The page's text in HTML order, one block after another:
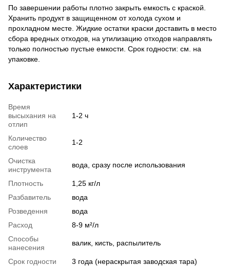
По завершении работы плотно закрыть емкость с краской.
Хранить продукт в защищенном от холода сухом и
прохладном месте. Жидкие остатки краски доставить в место
сбора вредных отходов, на утилизацию отходов направлять
только полностью пустые емкости. Срок годности: см. на
упаковке.
Характеристики
Время
высыхания на
отлип
1-2 ч
Количество
слоев
1-2
Очистка
инструмента
вода, сразу после использования
Плотность
1,25 кг/л
Разбавитель
вода
Розведення
вода
Расход
8-9 м²/л
Способы
нанесения
валик, кисть, распылитель
Срок годности
3 года (нераскрытая заводская тара)